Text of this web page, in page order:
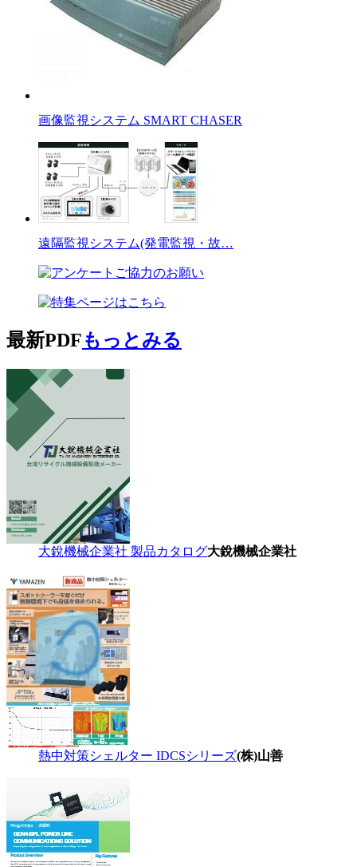
画像監視システム SMART CHASER
遠隔監視システム(発電監視・故…
最新PDFもっとみる
大銳機械企業社 製品カタログ大銳機械企業社
熱中対策シェルター IDCSシリーズ(株)山善